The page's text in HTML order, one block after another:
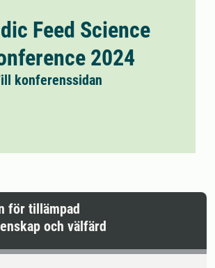
Feed Science
2024
konferenssidan
för tillämpad
och välfärd